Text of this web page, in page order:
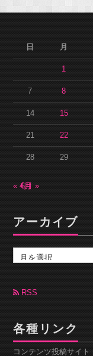
日
月
1
7 8
14 15
21 22
28 29
« 4月6月 »
アーカイブ
カ
ブ RSS
各種リンク
コンテンツ投稿サイト